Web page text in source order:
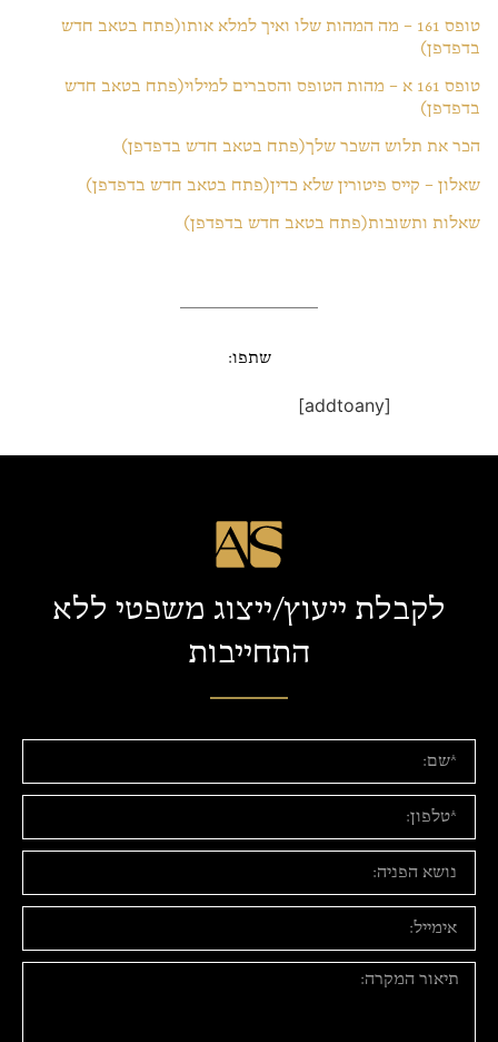
טופס 161 – מה המהות שלו ואיך למלא אותו
(פתח בטאב חדש
בדפדפן)
טופס 161 א – מהות הטופס והסברים למילוי
(פתח בטאב חדש
בדפדפן)
הכר את תלוש השכר שלך(פתח בטאב חדש בדפדפן)
שאלון – קייס פיטורין שלא כדין(פתח בטאב חדש בדפדפן)
שאלות ותשובות(פתח בטאב חדש בדפדפן)
שתפו:
[addtoany]
לקבלת ייעוץ/ייצוג משפטי ללא
התחייבות